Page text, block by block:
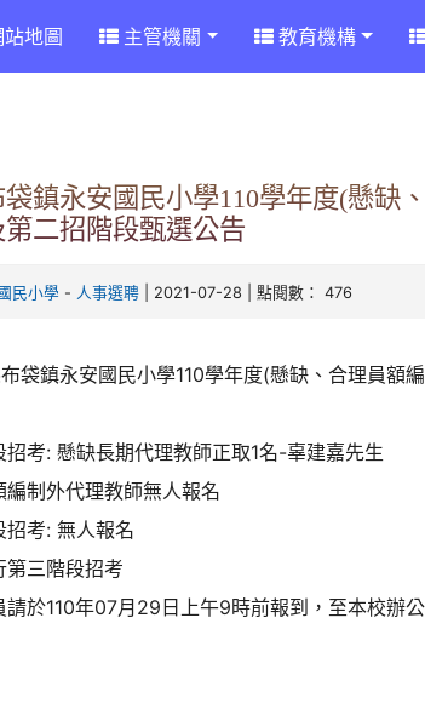
站地圖 主管機關 教育機構
鎮永安國民小學110學年度(懸缺
二招階段甄選公告
民小學 - 人事選聘 | 2021-07-28 | 點閱數： 476
袋鎮永安國民小學110學年度(懸缺、合理員額
招考: 懸缺長期代理教師正取1名-辜建嘉先生
編制外代理教師無人報名
招考: 無人報名
第三階段招考
請於110年07月29日上午9時前報到，至本校辦